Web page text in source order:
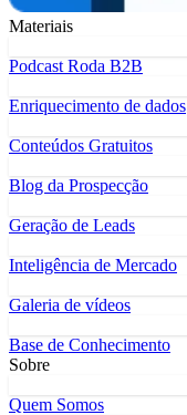
Materiais
Podcast Roda B2B
Enriquecimento de dados
Conteúdos Gratuitos
Blog da Prospecção
Geração de Leads
Inteligência de Mercado
Galeria de vídeos
Base de Conhecimento
Sobre
Quem Somos